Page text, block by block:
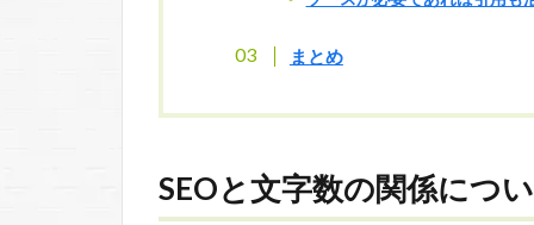
まとめ
SEOと文字数の関係につ